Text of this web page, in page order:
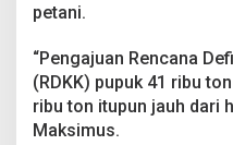
petani.
“Pengajuan Rencana
(RDKK) pupuk 41 ribu
ribu ton itupun jauh dari
Maksimus.